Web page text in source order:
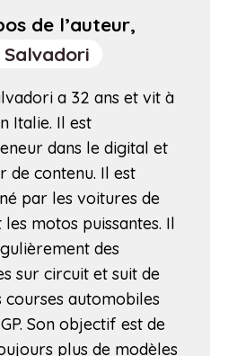
de l’auteur,
Salvadori
a 32 ans et vit à
Italie. Il est
dans le digital et
de contenu. Il est
par les voitures de
motos puissantes. Il
des
sur circuit et suit de
courses automobiles
Son objectif est de
plus de modèles